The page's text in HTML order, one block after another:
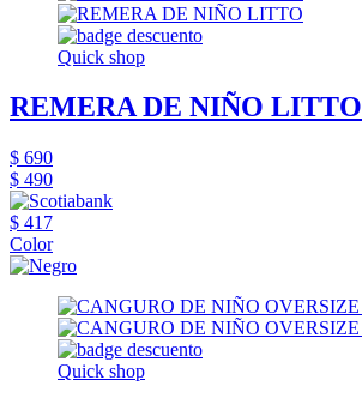
Quick shop
REMERA DE NIÑO LITTO
$ 690
$ 490
$ 417
Color
Quick shop